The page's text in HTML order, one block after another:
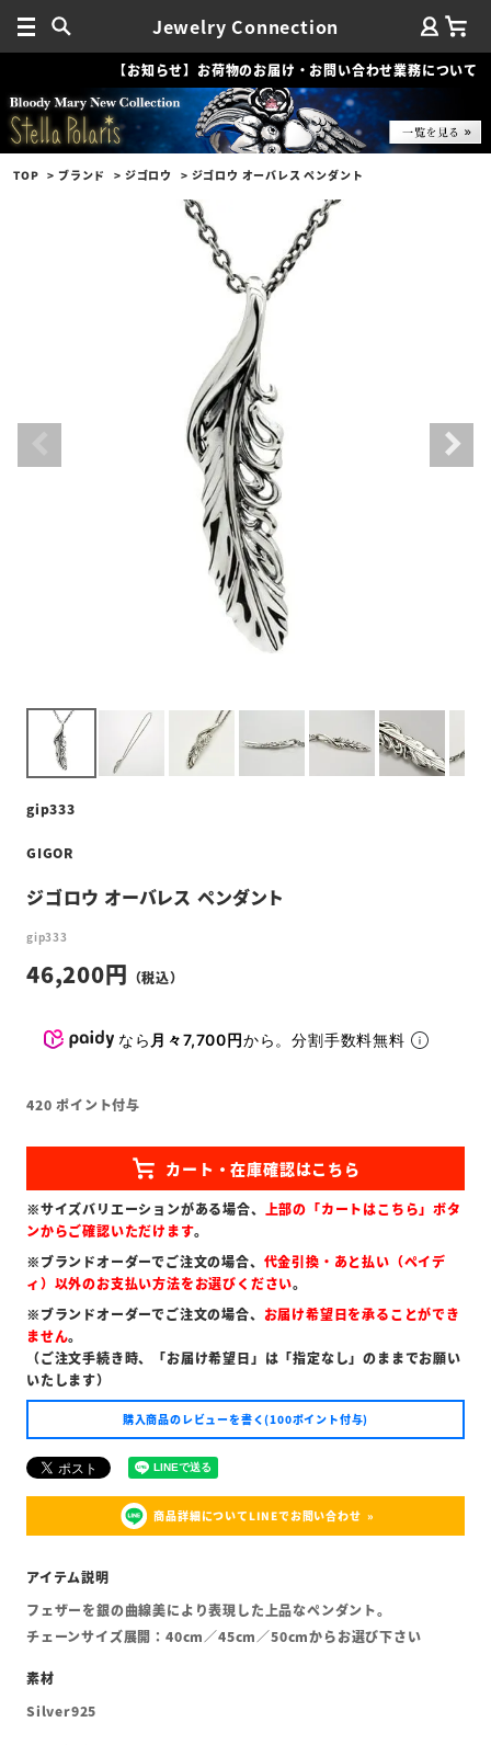
Jewelry Connection
【お知らせ】お荷物のお届け・お問い合わせ業務について
TOP ブランド ジゴロウ ジゴロウ オーバレス ペンダント
gip333
GIGOR
ジゴロウ オーバレス ペンダント
gip333
46,200
なら 月々7,700円から。分割手数料無料
420 ポイント付与
※サイズバリエーションがある場合、 上部の「カートはこちら」ボタ
ンからご確認いただけます。
※ブランドオーダーでご注文の場合、 代金引換・あと払い（ペイデ
ィ）以外のお支払い方法をお選びください。
※ブランドオーダーでご注文の場合、 お届け希望日を承ることができ
ません。
（ご注文手続き時、「お届け希望日」は「指定なし」のままでお願い
いたします）
購入商品のレビューを書く(100ポイント付与)
商品詳細についてLINEでお問い合わせ
フェザーを銀の曲線美により表現した上品なペンダント。
チェーンサイズ展開：40cm／45cm／50cmからお選び下さい
Silver925